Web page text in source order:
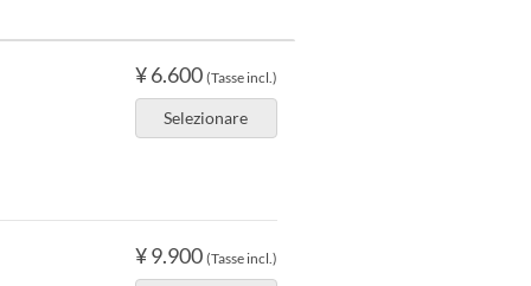
¥ 6.600 (Tasse incl.)
Selezionare
¥ 9.900 (Tasse incl.)